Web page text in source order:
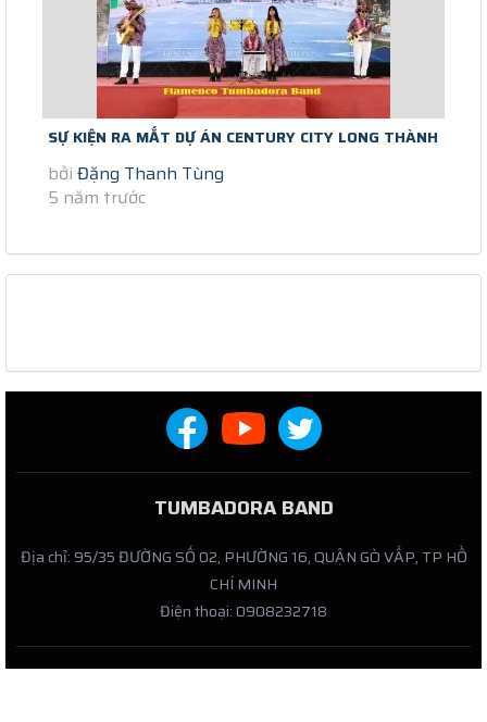
SỰ KIỆN RA MẮT DỰ ÁN CENTURY CITY LONG THÀNH
12/09/2020
bởi Đặng Thanh Tùng
5 năm trước
TUMBADORA BAND
Địa chỉ: 95/35 ĐƯỜNG SỐ 02, PHƯỜNG 16, QUẬN GÒ VẤP, TP HỒ
CHÍ MINH
Điện thoại: 0908232718